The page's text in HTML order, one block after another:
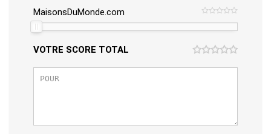
MaisonsDuMonde.com
VOTRE SCORE TOTAL